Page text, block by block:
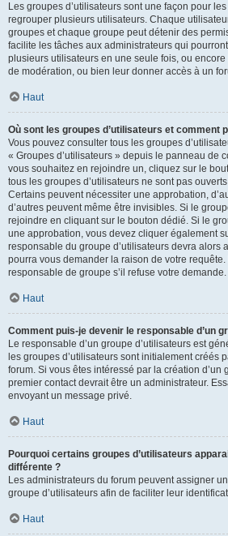
Les groupes d’utilisateurs sont une façon pour
regrouper plusieurs utilisateurs. Chaque
groupes et chaque groupe peut détenir des
facilite les tâches aux administrateurs qui
plusieurs utilisateurs en une seule fois, ou
de modération, ou bien leur donner accès à un
Haut
Où sont les groupes d’utilisateurs et comment
Vous pouvez consulter tous les groupes
« Groupes d’utilisateurs » depuis le panneau de
vous souhaitez en rejoindre un, cliquez sur le
tous les groupes d’utilisateurs ne sont pas
Certains peuvent nécessiter une approbation,
d’autres peuvent même être invisibles. Si le
rejoindre en cliquant sur le bouton dédié. Si le
une approbation, vous devez cliquer également
responsable du groupe d’utilisateurs devra alors
pourra vous demander la raison de votre
responsable de groupe s’il refuse votre demande.
Haut
Comment puis-je devenir le responsable d’un
Le responsable d’un groupe d’utilisateurs est
les groupes d’utilisateurs sont initialement créés
forum. Si vous êtes intéressé par la création d’un
premier contact devrait être un administrateur.
envoyant un message privé.
Haut
Pourquoi certains groupes d’utilisateurs
différente ?
Les administrateurs du forum peuvent assigner
groupe d’utilisateurs afin de faciliter leur
Haut